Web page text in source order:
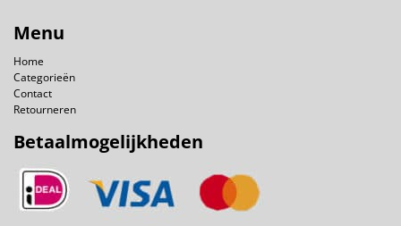
Menu
Home
Categorieën
Contact
Retourneren
Betaalmogelijkheden